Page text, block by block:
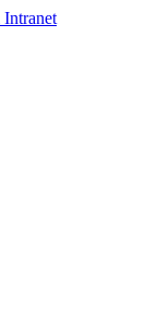
Intranet